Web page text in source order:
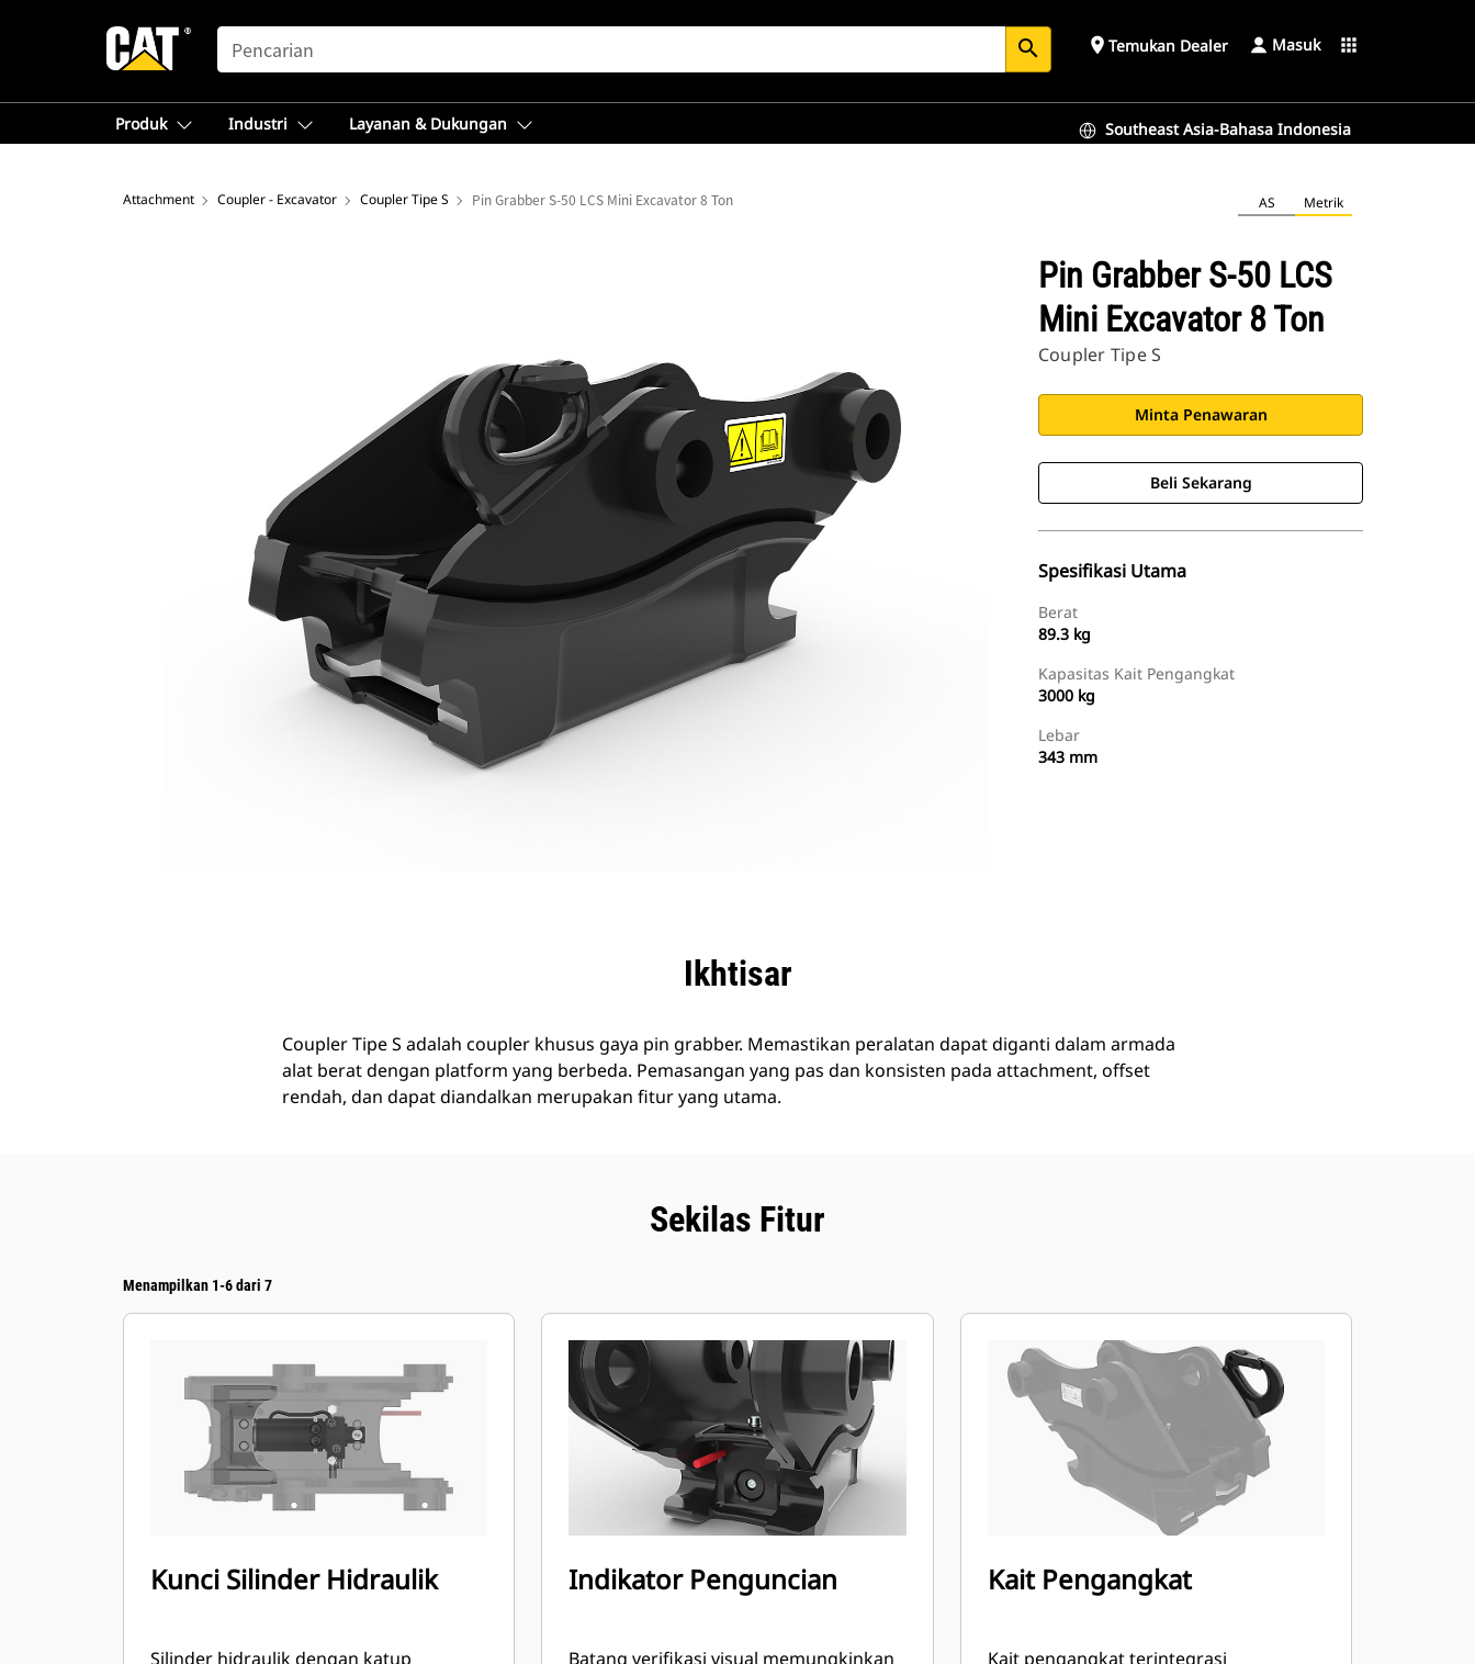
SEARCH search place Temukan Dealer Masuk apps
Produk Industri Layanan & Dukungan Southeast Asia-Bahasa Indonesia
Attachment Coupler - Excavator Coupler Tipe S Pin Grabber S-50 LCS Mini Excavator 8 Ton AS Metrik
Pin Grabber S-50 LCS
Mini Excavator 8 Ton
Coupler Tipe S
Minta Penawaran
Beli Sekarang
Spesifikasi Utama
Berat
89.3 kg
Kapasitas Kait Pengangkat
3000 kg
Lebar
343 mm
Ikhtisar
Coupler Tipe S adalah coupler khusus gaya pin grabber. Memastikan peralatan dapat diganti dalam armada
alat berat dengan platform yang berbeda. Pemasangan yang pas dan konsisten pada attachment, offset
rendah, dan dapat diandalkan merupakan fitur yang utama.
Sekilas Fitur
Menampilkan 1-6 dari 7
Kunci Silinder Hidraulik
Silinder hidraulik dengan katup
Indikator Penguncian
Batang verifikasi visual memungkinkan
Kait Pengangkat
Kait pengangkat terintegrasi